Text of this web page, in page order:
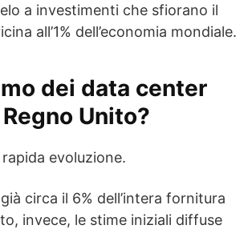
a investimenti che sfiorano il
all’1% dell’economia mondiale.
dei data center
Unito?
evoluzione.
circa il 6% dell’intera fornitura
invece, le stime iniziali diffuse